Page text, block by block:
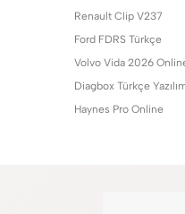
Renault Clip V237
Ford FDRS Türkçe
Volvo Vida 2026
Diagbox Türkçe
Haynes Pro Online